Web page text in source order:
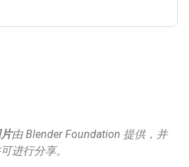
由 Blender Foundation 提供，并
进行分享。